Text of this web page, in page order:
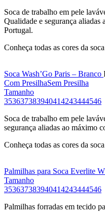
Soca de trabalho em pele
Qualidade e segurança
Portugal.
Conheça todas as cores da soca
Soca Wash’Go Paris – Branco
Com PresilhaSem Presilha
Tamanho
353637383940414243444546
Soca de trabalho em pele
segurança aliadas ao máximo
Conheça todas as cores da soca
Palmilhas para Soca Everlite
Tamanho
353637383940414243444546
Palmilhas forradas em tecido